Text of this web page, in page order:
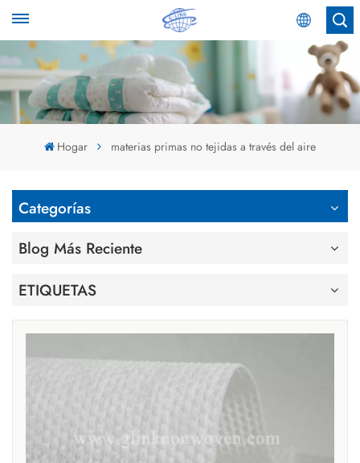
Español
English
Hogar materias primas no tejidas a través del aire
Categorías
Blog Más Reciente
ETIQUETAS